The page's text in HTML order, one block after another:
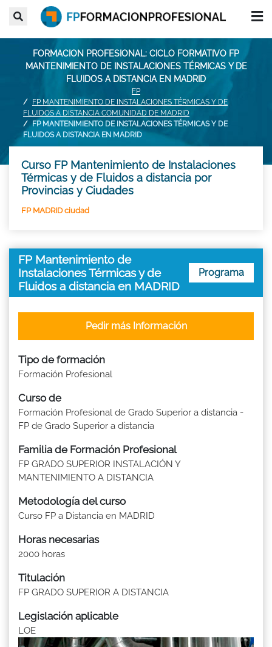
FORMACION PROFESIONAL: CICLO FORMATIVO FP
MANTENIMIENTO DE INSTALACIONES TÉRMICAS Y DE
FLUIDOS A DISTANCIA EN MADRID
FP
FP MANTENIMIENTO DE INSTALACIONES TÉRMICAS Y DE
FLUIDOS A DISTANCIA COMUNIDAD DE MADRID
FP MANTENIMIENTO DE INSTALACIONES TÉRMICAS Y DE
FLUIDOS A DISTANCIA EN MADRID
Curso FP Mantenimiento de Instalaciones
Térmicas y de Fluidos a distancia por
Provincias y Ciudades
FP MADRID ciudad
FP Mantenimiento de
Instalaciones Térmicas y de
Fluidos a distancia en MADRID
Programa
Tipo de formación
Formación Profesional
Curso de
Formación Profesional de Grado Superior a distancia -
FP de Grado Superior a distancia
Familia de Formación Profesional
FP GRADO SUPERIOR INSTALACIÓN Y
MANTENIMIENTO A DISTANCIA
Metodología del curso
Curso FP a Distancia en MADRID
Horas necesarias
2000 horas
Titulación
FP GRADO SUPERIOR A DISTANCIA
Legislación aplicable
LOE
Pedir más Información